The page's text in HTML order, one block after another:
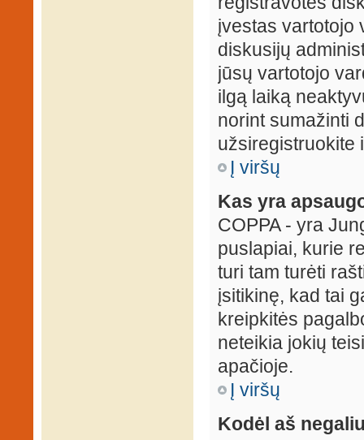
įvestas vartotojo
diskusijų
jūsų vartotojo
ilgą laiką
norint sumažinti
užsiregistruokite
Į viršų
Kas yra
COPPA - yra
puslapiai, kurie
turi tam turėti
įsitikinę, kad tai
kreipkitės
neteikia jokių
apačioje.
Į viršų
Kodėl aš